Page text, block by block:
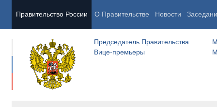
Правительство России О Правительстве Новости
Председатель Правительства
Вице-премьеры